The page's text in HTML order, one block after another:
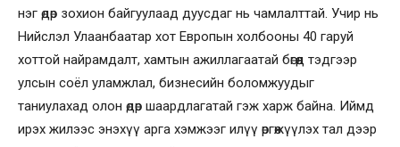
нэг өдөр зохион байгуулаад дуусдаг нь чамлалттай. Учир нь
Нийслэл Улаанбаатар хот Европын холбооны 40 гаруй
хоттой найрамдалт, хамтын ажиллагаатай бөгөөд тэдгээр
улсын соёл уламжлал, бизнесийн боломжуудыг
таниулахад олон өдөр шаардлагатай гэж харж байна. Иймд
ирэх жилээс энэхүү арга хэмжээг илүү өргөжүүлэх тал дээр